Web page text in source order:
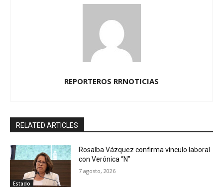
REPORTEROS RRNOTICIAS
RELATED ARTICLES
Estado
Rosalba Vázquez confirma vínculo laboral
con Verónica “N”
7 agosto, 2026